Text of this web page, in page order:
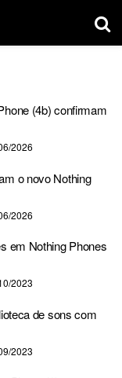
(4b) confirmam
2026
o novo Nothing
2026
em Nothing Phones
2023
de sons com
2023